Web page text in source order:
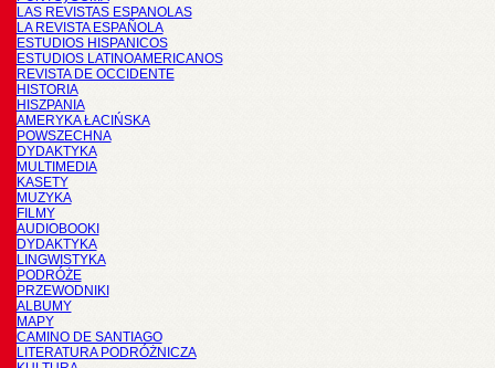
LAS REVISTAS ESPANOLAS
LA REVISTA ESPAÑOLA
ESTUDIOS HISPANICOS
ESTUDIOS LATINOAMERICANOS
REVISTA DE OCCIDENTE
HISTORIA
HISZPANIA
AMERYKA ŁACIŃSKA
POWSZECHNA
DYDAKTYKA
MULTIMEDIA
KASETY
MUZYKA
FILMY
AUDIOBOOKI
DYDAKTYKA
LINGWISTYKA
PODRÓŻE
PRZEWODNIKI
ALBUMY
MAPY
CAMINO DE SANTIAGO
LITERATURA PODRÓŻNICZA